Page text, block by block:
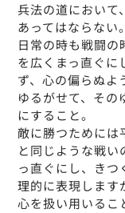
兵法の道において
あってはならない。
日常の時も戦闘
を広くまっ直ぐに
ず、心の偏らぬよ
ゆるがせて、その
にすること。
敵に勝つためには
と同じような戦
っ直ぐにし、き
理的に表現します
心を扱い用いるこ